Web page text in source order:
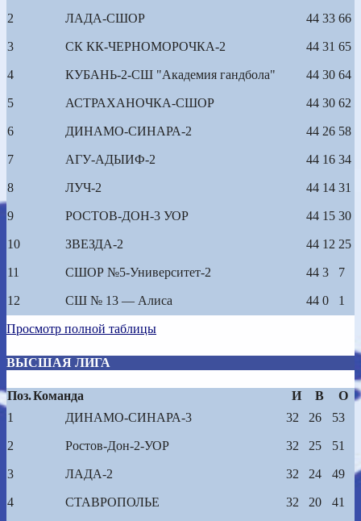
2 ЛАДА-СШОР 44 33 66
3 СК КК-ЧЕРНОМОРОЧКА-2 44 31 65
4 КУБАНЬ-2-СШ "Академия гандбола" 44 30 64
5 АСТРАХАНОЧКА-СШОР 44 30 62
6 ДИНАМО-СИНАРА-2 44 26 58
7 АГУ-АДЫИФ-2 44 16 34
8 ЛУЧ-2 44 14 31
9 РОСТОВ-ДОН-3 УОР 44 15 30
10 ЗВЕЗДА-2 44 12 25
11 СШОР №5-Университет-2 44 3 7
12 СШ № 13 — Алиса 44 0 1
Просмотр полной таблицы
ВЫСШАЯ ЛИГА
Поз.Команда И В
О
1
ДИНАМО-СИНАРА-3 32 26 53
2 Ростов-Дон-2-УОР 32 25 51
3 ЛАДА-2 32 24 49
4 СТАВРОПОЛЬЕ 32 20 41